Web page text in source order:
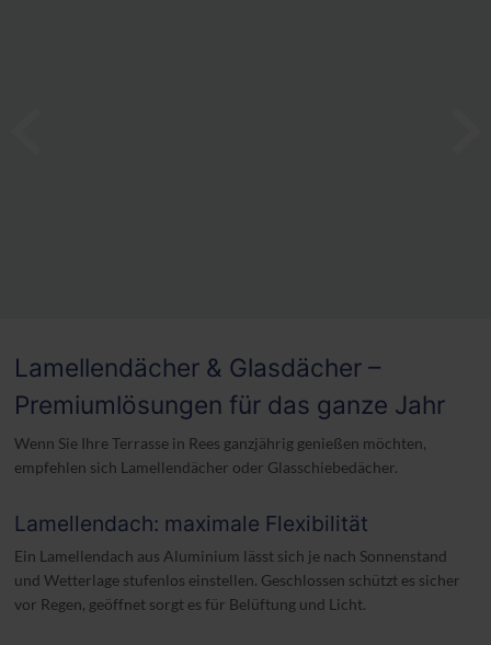
Lamellendächer & Glasdächer –
Premiumlösungen für das ganze Jahr
Wenn Sie Ihre Terrasse in Rees ganzjährig genießen möchten,
empfehlen sich Lamellendächer oder Glasschiebedächer.
Lamellendach: maximale Flexibilität
Ein Lamellendach aus Aluminium lässt sich je nach Sonnenstand
und Wetterlage stufenlos einstellen. Geschlossen schützt es sicher
vor Regen, geöffnet sorgt es für Belüftung und Licht.